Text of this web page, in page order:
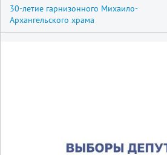
30-летие гарнизонного Михаило-
Архангельского храма